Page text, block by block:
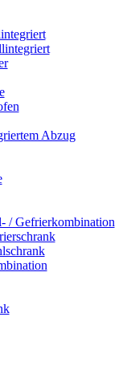
Abzug
/ Gefrierkombination